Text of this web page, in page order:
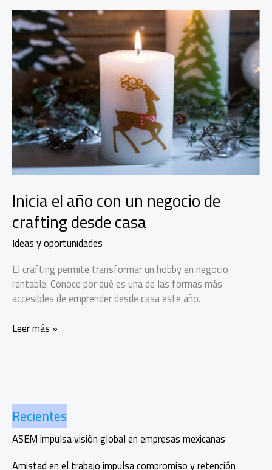
Inicia el año con un negocio de
crafting desde casa
Ideas y oportunidades
El crafting permite transformar un hobby en negocio
rentable. Conoce por qué es una de las formas más
accesibles de emprender desde casa este año.
Inicia
negocio
de
crafting
desde
casa
Leer más »
Recientes
ASEM impulsa visión global en empresas mexicanas
Amistad en el trabajo impulsa compromiso y retención